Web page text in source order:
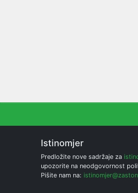
Istinomjer
Predložite nove sadržaje za
upozorite na neodgovornost
Pišite nam na: